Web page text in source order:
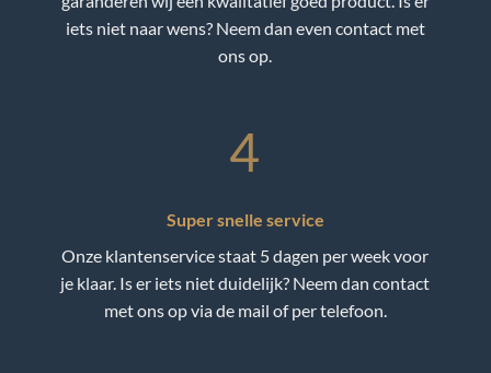
iets niet naar wens? Neem dan even contact met
ons op.
4
Super snelle service
Onze klantenservice staat 5 dagen per week voor
je klaar. Is er iets niet duidelijk? Neem dan contact
met ons op via de mail of per telefoon.